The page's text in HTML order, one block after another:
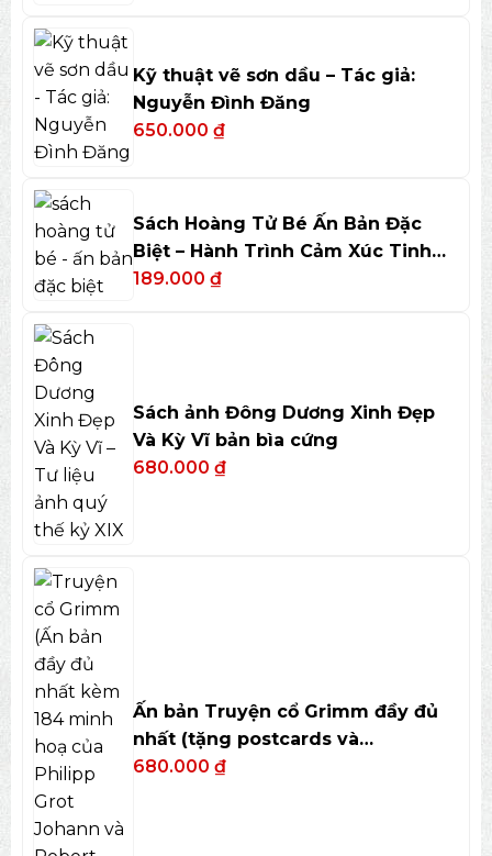
Kỹ thuật vẽ sơn dầu – Tác giả:
Nguyễn Đình Đăng
650.000 ₫
Sách Hoàng Tử Bé Ấn Bản Đặc
Biệt – Hành Trình Cảm Xúc Tinh
Tế
189.000 ₫
Sách ảnh Đông Dương Xinh Đẹp
Và Kỳ Vĩ bản bìa cứng
680.000 ₫
Ấn bản Truyện cổ Grimm đầy đủ
nhất (tặng postcards và
bookmark)
680.000 ₫